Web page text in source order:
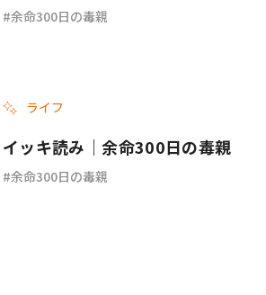
余命300日の毒親
ライフ
イッキ読み｜余命300日の毒親
余命300日の毒親